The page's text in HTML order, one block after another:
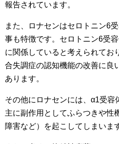
報告されています。
また、ロナセンはセロトニン6
事も特徴です。セロトニン6受
に関係していると考えられてお
合失調症の認知機能の改善に良
あります。
その他にロナセンには、α1受容
主に副作用としてふらつきや性
障害など）を起こしてしまいま